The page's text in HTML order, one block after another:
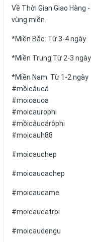
Về Thời Gian Giao Hàng
vùng miền.
*Miền Bắc: Từ 3-4 ngày
*Miền Trung:Từ 2-3 ngày
*Miền Nam: Từ 1-2 ngày
#mồicâucá
#moicauca
#moicaurophi
#mồicâucárôphi
#moicauh88
#moicauchep
#moicaucachep
#moicaucame
#moicaucatroi
#moicaudengu